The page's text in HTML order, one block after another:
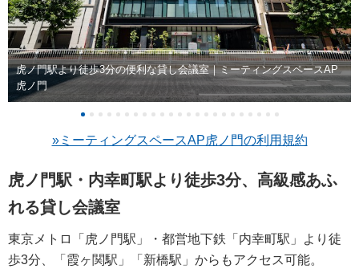
虎ノ門駅より徒歩3分の便利な貸し会議室｜ミーティングスペースAP
虎ノ門
»ミーティングスペースAP虎ノ門の利用規約
虎ノ門駅・内幸町駅より徒歩3分、高級感あふ
れる貸し会議室
東京メトロ「虎ノ門駅」・都営地下鉄「内幸町駅」より徒
歩3分、「霞ヶ関駅」「新橋駅」からもアクセス可能。